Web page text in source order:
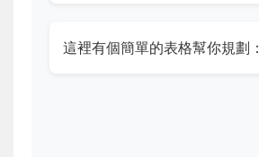
這裡有個簡單的表格幫你規劃：